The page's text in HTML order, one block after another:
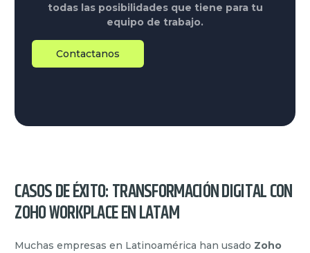
todas las posibilidades que tiene para tu
equipo de trabajo.
Contactanos
CASOS DE ÉXITO: TRANSFORMACIÓN DIGITAL CON
ZOHO WORKPLACE EN LATAM
Muchas empresas en Latinoamérica han usado Zoho